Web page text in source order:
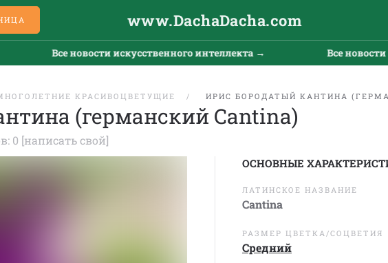
www.DachaDacha.com
Все новости искусственного интеллекта → Все новости
КРАСИВОЦВЕТУЩИЕ ИРИС БОРОДАТЫЙ КАНТИНА
(германский Cantina)
0 [написать свой]
ОСНОВНЫЕ
ЛАТИНСКОЕ НАЗВАНИЕ
Cantina
РАЗМЕР ЦВЕТКА/СОЦВЕТИЯ
Средний